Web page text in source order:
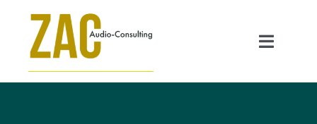
springen
Toggle